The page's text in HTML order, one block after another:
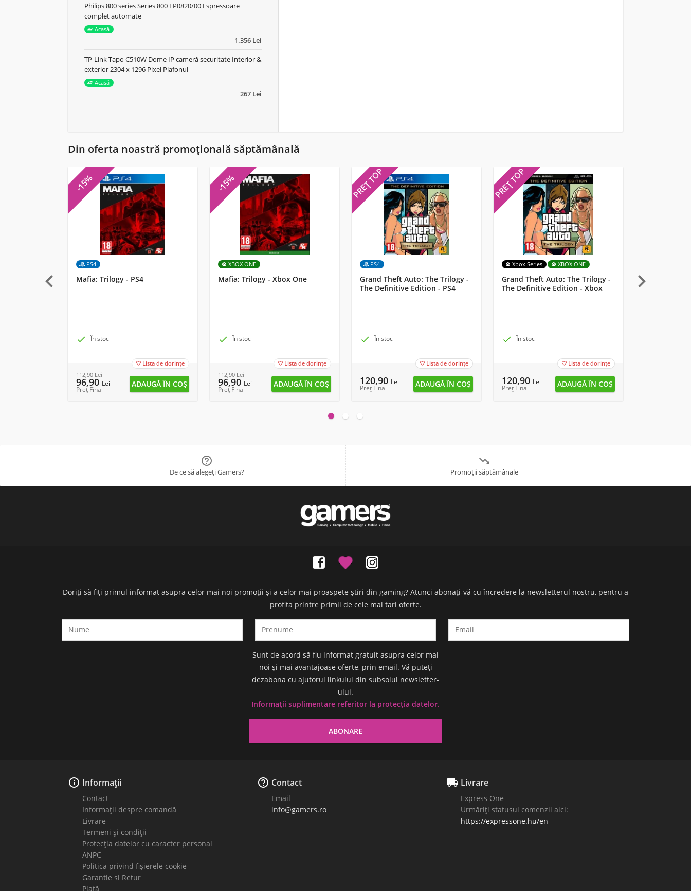
1.356 Lei
Philips 800 series Series 800 EP0820/00 Espressoare
complet automate
Acasă
267 Lei
TP-Link Tapo C510W Dome IP cameră securitate Interior &
exterior 2304 x 1296 Pixel Plafonul
Acasă
Din oferta noastră promoțională săptămânală
-15%
PS4
Mafia: Trilogy - PS4
 În stoc
 Lista de dorințe
112,90Lei
96,90 Lei
Preț Final
-15%
XBOX ONE
Mafia: Trilogy - Xbox One
 În stoc
 Lista de dorințe
112,90Lei
96,90 Lei
Preț Final
PREȚ TOP
PS4
Grand Theft Auto: The Trilogy -
The Definitive Edition - PS4
 În stoc
 Lista de dorințe
120,90 Lei
Preț Final
PREȚ TOP
Xbox Series XBOX ONE
Grand Theft Auto: The Trilogy -
The Definitive Edition - Xbox
 În stoc
 Lista de dorințe
120,90 Lei
Preț Final
Starlink:
 

De ce să alegeți Gamers?

Promoții săptămânale
Doriți să fiți primul informat asupra celor mai noi promoții și a celor mai proaspete știri din gaming? Atunci abonați-vă cu încredere la newsletterul nostru, pentru a
profita printre primii de cele mai tari oferte.
Sunt de acord să fiu informat gratuit asupra celor mai
noi și mai avantajoase oferte, prin email. Vă puteți
dezabona cu ajutorul linkului din subsolul newsletter-
ului.
Informații suplimentare referitor la protecția datelor.
 Informații
Contact
Informații despre comandă
Livrare
Termeni și condiții
Protecția datelor cu caracter personal
ANPC
Politica privind fișierele cookie
Garantie si Retur
Plată
 Contact
Email
info@gamers.ro
 Livrare
Express One
Urmăriți statusul comenzii aici:
https://expressone.hu/en